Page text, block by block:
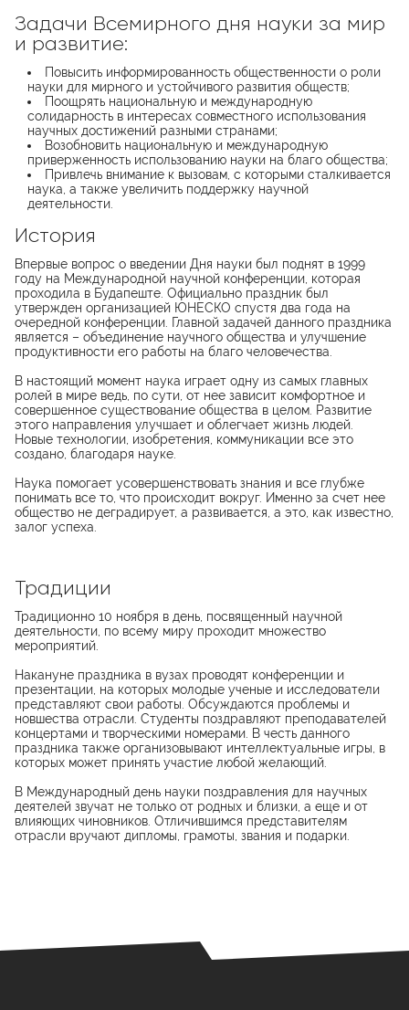
Задачи Всемирного дня науки за мир
и развитие:
Повысить информированность общественности о роли
науки для мирного и устойчивого развития обществ;
Поощрять национальную и международную
солидарность в интересах совместного использования
научных достижений разными странами;
Возобновить национальную и международную
приверженность использованию науки на благо общества;
Привлечь внимание к вызовам, с которыми сталкивается
наука, а также увеличить поддержку научной
деятельности.
История
Впервые вопрос о введении Дня науки был поднят в 1999
году на Международной научной конференции, которая
проходила в Будапеште. Официально праздник был
утвержден организацией ЮНЕСКО спустя два года на
очередной конференции. Главной задачей данного праздника
является – объединение научного общества и улучшение
продуктивности его работы на благо человечества.
В настоящий момент наука играет одну из самых главных
ролей в мире ведь, по сути, от нее зависит комфортное и
совершенное существование общества в целом. Развитие
этого направления улучшает и облегчает жизнь людей.
Новые технологии, изобретения, коммуникации все это
создано, благодаря науке.
Наука помогает усовершенствовать знания и все глубже
понимать все то, что происходит вокруг. Именно за счет нее
общество не деградирует, а развивается, а это, как известно,
залог успеха.
Традиции
Традиционно 10 ноября в день, посвященный научной
деятельности, по всему миру проходит множество
мероприятий.
Накануне праздника в вузах проводят конференции и
презентации, на которых молодые ученые и исследователи
представляют свои работы. Обсуждаются проблемы и
новшества отрасли. Студенты поздравляют преподавателей
концертами и творческими номерами. В честь данного
праздника также организовывают интеллектуальные игры, в
которых может принять участие любой желающий.
В Международный день науки поздравления для научных
деятелей звучат не только от родных и близки, а еще и от
влияющих чиновников. Отличившимся представителям
отрасли вручают дипломы, грамоты, звания и подарки.